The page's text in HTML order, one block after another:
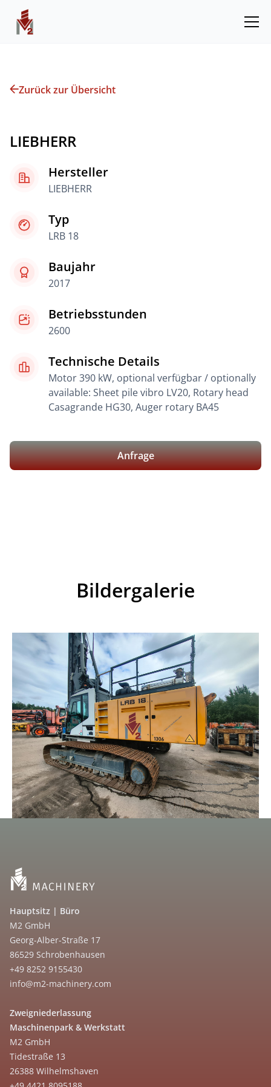
Zurück zur Übersicht
LIEBHERR
Hersteller
LIEBHERR
Typ
LRB 18
Baujahr
2017
Betriebsstunden
2600
Technische Details
Motor 390 kW, optional verfügbar / optionally
available: Sheet pile vibro LV20, Rotary head
Casagrande HG30, Auger rotary BA45
Anfrage
Bildergalerie
Hauptsitz | Büro
M2 GmbH
Georg-Alber-Straße 17
86529 Schrobenhausen
+49 8252 9155430
info@m2-machinery.com
Zweigniederlassung
Maschinenpark & Werkstatt
M2 GmbH
Tidestraße 13
26388 Wilhelmshaven